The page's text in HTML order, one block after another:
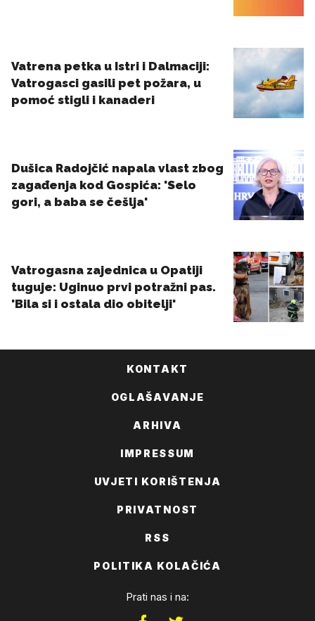
KONTAKT
OGLAŠAVANJE
ARHIVA
IMPRESSUM
UVJETI KORIŠTENJA
PRIVATNOST
RSS
POLITIKA KOLAČIĆA
Prati nas i na: